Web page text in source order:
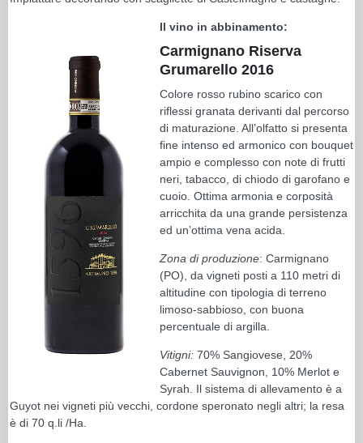
Il vino in abbinamento:
Carmignano Riserva
Grumarello 2016
Colore rosso rubino scarico con
riflessi granata derivanti dal percorso
di maturazione. All’olfatto si presenta
fine intenso ed armonico con bouquet
ampio e complesso con note di frutti
neri, tabacco, di chiodo di garofano e
cuoio. Ottima armonia e corposità
arricchita da una grande persistenza
ed un’ottima vena acida.
Zona di produzione: Carmignano
(PO), da vigneti posti a 110 metri di
altitudine con tipologia di terreno
limoso-sabbioso, con buona
percentuale di argilla.
Vitigni: 70% Sangiovese, 20%
Cabernet Sauvignon, 10% Merlot e
Syrah. Il sistema di allevamento è a
Guyot nei vigneti più vecchi, cordone speronato negli altri; la resa
è di 70 q.li /Ha.